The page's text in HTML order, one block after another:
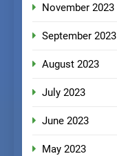
November 2023
September 2023
August 2023
July 2023
June 2023
May 2023